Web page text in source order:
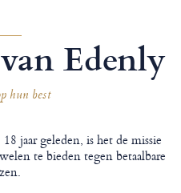
Edenly
hun best
jaar geleden, is het de missie
te bieden tegen betaalbare